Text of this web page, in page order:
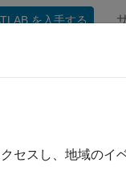
を入手する
セスし、地域の